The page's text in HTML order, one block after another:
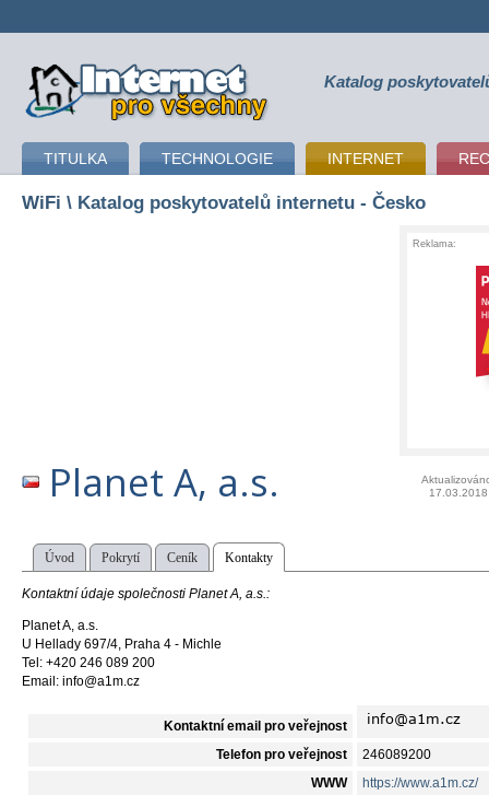
připojení k internetu Katalog
TITULKA TECHNOLOGIE INTERNET
WiFi \ Katalog poskytovatelů internetu - Česko
Reklama:
Planet A, a.s.
17.03.2018
Úvod Pokrytí Ceník Kontakty
Kontaktní údaje společnosti Planet A, a.s.:
Planet A, a.s.
U Hellady 697/4, Praha 4 - Michle
Tel: +420 246 089 200
Email: info@a1m.cz
Kontaktní email pro veřejnost
Telefon pro veřejnost 246089200
WWW https://www.a1m.cz/